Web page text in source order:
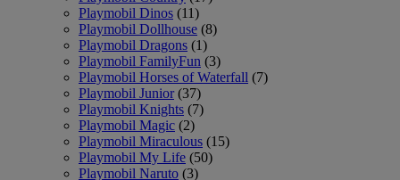
Playmobil Dinos (11)
Playmobil Dollhouse (8)
Playmobil Dragons (1)
Playmobil FamilyFun (3)
Playmobil Horses of Waterfall (7)
Playmobil Junior (37)
Playmobil Knights (7)
Playmobil Magic (2)
Playmobil Miraculous (15)
Playmobil My Life (50)
Playmobil Naruto (3)